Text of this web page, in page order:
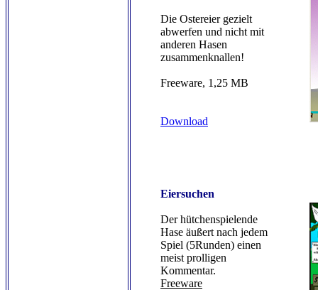
Die Ostereier gezielt
abwerfen und nicht mit
anderen Hasen
zusammenknallen!
Freeware, 1,25 MB
Download
Eiersuchen
Der hütchenspielende
Hase äußert nach jedem
Spiel (5Runden) einen
meist prolligen
Kommentar.
Freeware